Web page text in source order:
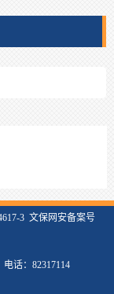
3 文保网安备案号
话：82317114